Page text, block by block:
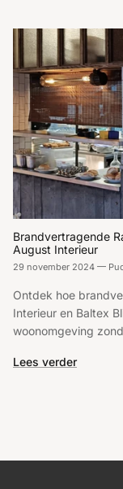
Brandvertragende
August Interieur
29 november 2024 —
Ontdek hoe
Interieur en Baltex
woonomgeving
Lees verder